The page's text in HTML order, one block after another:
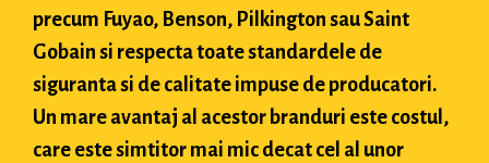
precum Fuyao, Benson, Pilkington sau Saint
Gobain si respecta toate standardele de
siguranta si de calitate impuse de producatori.
Un mare avantaj al acestor branduri este costul,
care este simtitor mai mic decat cel al unor